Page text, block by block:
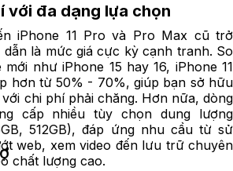
với đa dạng lựa chọn
iPhone 11 Pro và Pro Max cũ trở
là mức giá cực kỳ cạnh tranh. So
như iPhone 15 hay 16, iPhone 11
hơn từ 50% - 70%, giúp bạn sở hữu
chi phí phải chăng. Hơn nữa, dòng
cấp nhiều tùy chọn dung lượng
512GB), đáp ứng nhu cầu từ sử
web, xem video đến lưu trữ chuyên
chất lượng cao.